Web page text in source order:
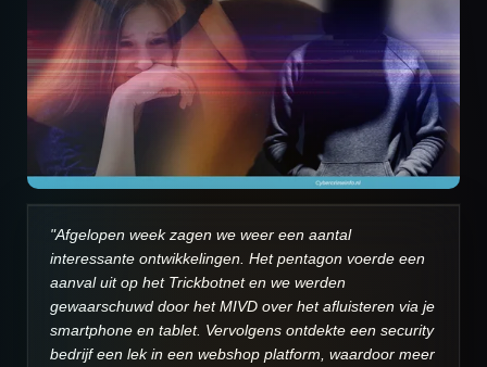
"Afgelopen week zagen we weer een aantal
interessante ontwikkelingen. Het pentagon voerde een
aanval uit op het Trickbotnet en we werden
gewaarschuwd door het MIVD over het afluisteren via je
smartphone en tablet. Vervolgens ontdekte een security
bedrijf een lek in een webshop platform, waardoor meer